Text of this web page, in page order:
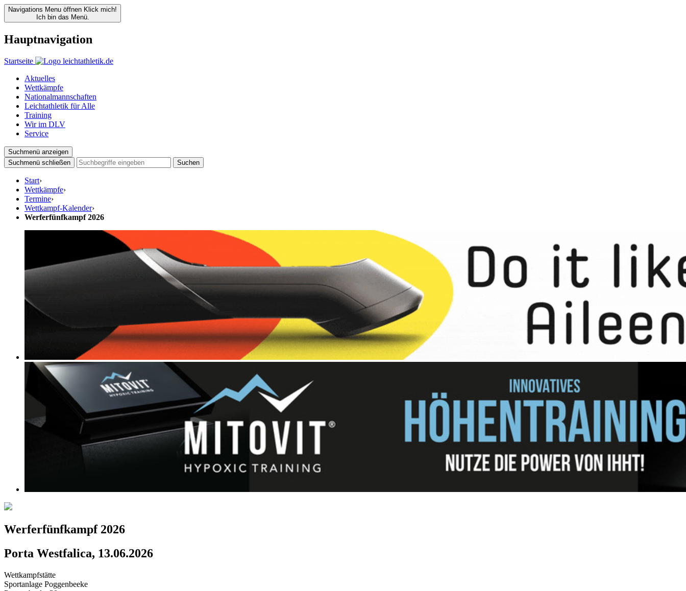
Navigations Menu öffnen Klick mich!
Ich bin das Menü.
Hauptnavigation
Startseite
Aktuelles
Wettkämpfe
Nationalmannschaften
Leichtathletik für Alle
Training
Wir im DLV
Service
Suchmenü anzeigen
Suchmenü schließen
Suchen
Start›
Wettkämpfe›
Termine›
Wettkampf-Kalender›
Werferfünfkampf 2026
Werferfünfkampf 2026
Porta Westfalica, 13.06.2026
Wettkampfstätte
Sportanlage Poggenbeeke